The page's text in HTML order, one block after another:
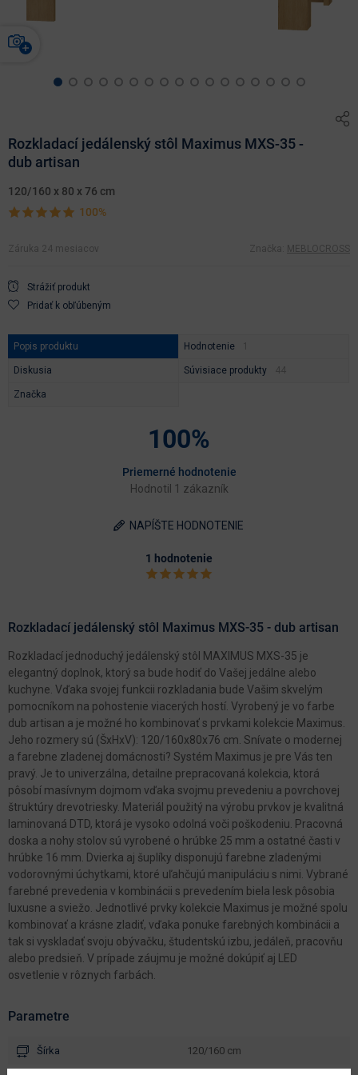
Rozkladací jedálenský stôl Maximus MXS-35 -
dub artisan
120/160 x 80 x 76 cm
100%
Záruka 24 mesiacov Značka: MEBLOCROSS
Strážiť produkt
Pridať k obľúbeným
Popis produktu Hodnotenie
Diskusia Súvisiace produkty
Značka
100%
Priemerné hodnotenie
Hodnotil 1 zákazník
NAPÍŠTE HODNOTENIE
1 hodnotenie
Rozkladací jedálenský stôl Maximus MXS-35 - dub artisan
Rozkladací jednoduchý jedálenský stôl MAXIMUS MXS-35 je
elegantný doplnok, ktorý sa bude hodiť do Vašej jedálne alebo
kuchyne. Vďaka svojej funkcii rozkladania bude Vašim skvelým
pomocníkom na pohostenie viacerých hostí. Vyrobený je vo farbe
dub artisan a je možné ho kombinovať s prvkami kolekcie Maximus.
Jeho rozmery sú (ŠxHxV): 120/160x80x76 cm. Snívate o modernej
a farebne zladenej domácnosti? Systém Maximus je pre Vás ten
pravý. Je to univerzálna, detailne prepracovaná kolekcia, ktorá
pôsobí masívnym dojmom vďaka svojmu prevedeniu a povrchovej
štruktúry drevotriesky. Materiál použitý na výrobu prvkov je kvalitná
laminovaná DTD, ktorá je vysoko odolná voči poškodeniu. Pracovná
doska a nohy stolov sú vyrobené o hrúbke 25 mm a ostatné časti v
hrúbke 16 mm. Dvierka aj šuplíky disponujú farebne zladenými
vodorovnými úchytkami, ktoré uľahčujú manipuláciu s nimi. Vybrané
farebné prevedenia v kombinácii s prevedením biela lesk pôsobia
luxusne a sviežo. Jednotlivé prvky kolekcie Maximus je možné spolu
kombinovať a krásne zladiť, vďaka ponuke farebných kombinácii a
tak si vyskladať svoju obývačku, študentskú izbu, jedáleň, pracovňu
alebo predsieň. V prípade záujmu je možné dokúpiť aj LED
osvetlenie v rôznych farbách.
Parametre
Šírka 120/160 cm